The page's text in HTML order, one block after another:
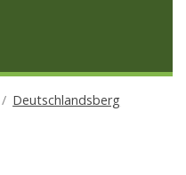
Deutschlandsberg